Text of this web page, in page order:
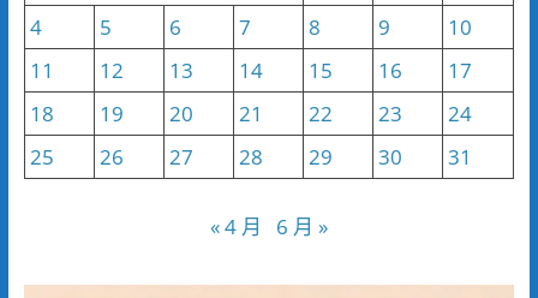
4
5 6 7 8 9
10
11
12 13 14 15 16
17
18
19 20 21 22 23
24
25
26 27 28 29 30 31
« 4 月 6 月 »